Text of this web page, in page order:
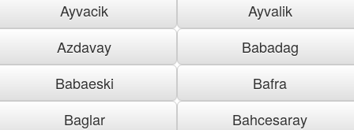
Ayvacik
Ayvalik
Azdavay
Babadag
Babaeski
Bafra
Baglar
Bahcesaray